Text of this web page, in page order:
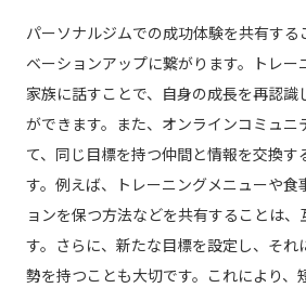
パーソナルジムでの成功体験を共有す
ベーションアップに繋がります。トレー
家族に話すことで、自身の成長を再認識
ができます。また、オンラインコミュニ
て、同じ目標を持つ仲間と情報を交換す
す。例えば、トレーニングメニューや食
ョンを保つ方法などを共有することは、
す。さらに、新たな目標を設定し、それ
勢を持つことも大切です。これにより、